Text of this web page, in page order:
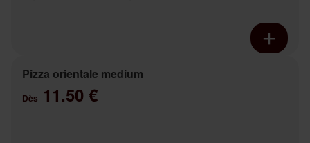
Pizza orientale medium
Dès 11.50 €